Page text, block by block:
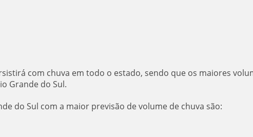
com chuva em todo o estado, sendo que os maiores
Grande do Sul.
do Sul com a maior previsão de volume de chuva são: